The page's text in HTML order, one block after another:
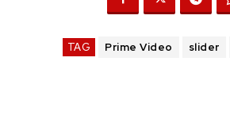
TAG Prime Video slider